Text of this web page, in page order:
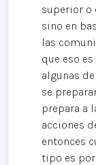
superior o
sino en
las
que eso
algunas
se
prepara a
acciones
entonces
tipo es